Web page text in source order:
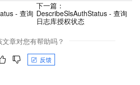
- 查询
下一篇：
DescribeSlsAuthStatus - 查询
日志库授权状态
文章对您有帮助吗？
反馈